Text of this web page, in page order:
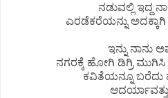
ನಡುವಲ್ಲಿ ಇದ್ದ
ಎರಡೆಕರೆಯನ್ನು
ಇನ್ನು ನಾನು
ನಗರಕ್ಕೆ ಹೋಗಿ ಡಿಗ್ರಿ
ಕವಿತೆಯನ್ನೂ ಬರೆದು